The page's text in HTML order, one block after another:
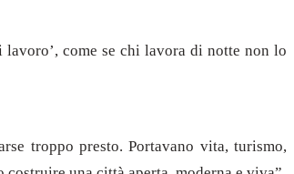
come se chi lavora di notte non lo
troppo presto. Portavano vita, turismo,